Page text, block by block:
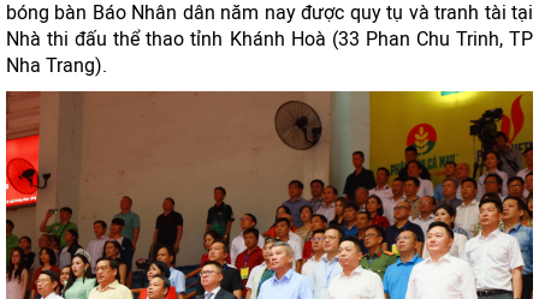
bóng bàn Báo Nhân dân năm nay được quy tụ và tranh tài tại
Nhà thi đấu thể thao tỉnh Khánh Hoà (33 Phan Chu Trinh, TP
Nha Trang).